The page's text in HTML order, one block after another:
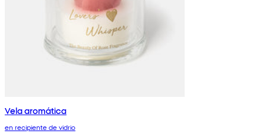
Vela aromática
en recipiente de vidrio